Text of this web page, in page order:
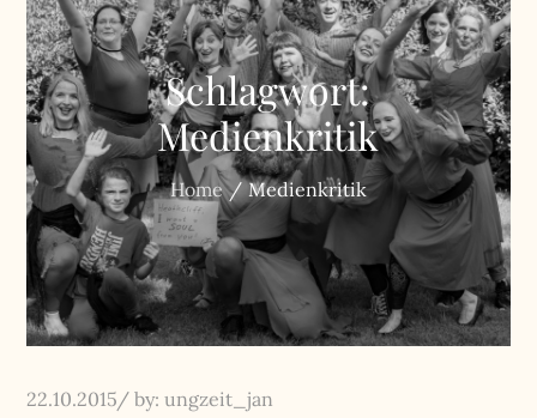
Schlagwort:
Medienkritik
Home Medienkritik
Posted
22.10.2015 by:ungzeit_jan